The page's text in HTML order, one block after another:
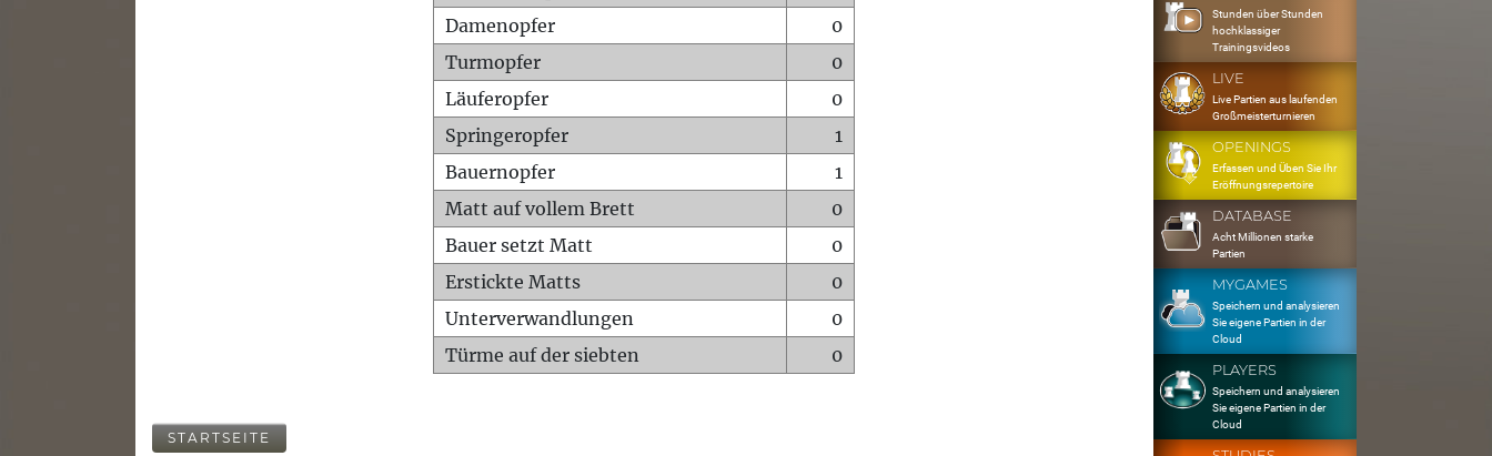
Damenopfer
0
Turmopfer
0
Läuferopfer
0
Springeropfer
1
Bauernopfer
1
Matt auf vollem Brett
0
Bauer setzt Matt
0
Erstickte Matts
0
Unterverwandlungen
0
Türme auf der siebten
0
STARTSEITE
Stunden über Stunden
hochklassiger
Trainingsvideos
LIVE
Live Partien aus laufenden
Großmeisterturnieren
OPENINGS
Erfassen und Üben Sie Ihr
Eröffnungsrepertoire
DATABASE
Acht Millionen starke
Partien
MYGAMES
Speichern und analysieren
Sie eigene Partien in der
Cloud
PLAYERS
Speichern und analysieren
Sie eigene Partien in der
Cloud